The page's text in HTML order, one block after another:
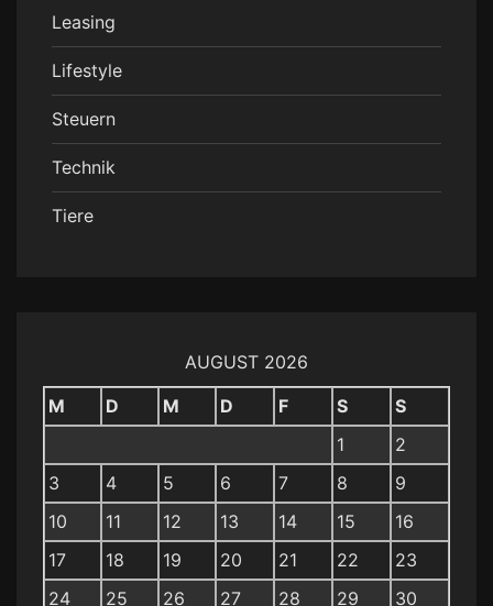
Leasing
Lifestyle
Steuern
Technik
Tiere
AUGUST 2026
M
D M D F S
S
1
2
3
4 5 6 7 8
9
10
11 12 13 14 15
16
17
18 19 20 21 22
23
24
25 26 27 28 29
30